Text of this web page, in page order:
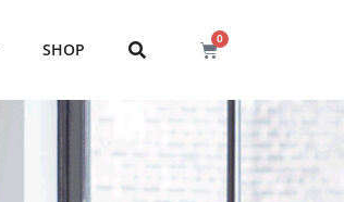
SHOP
0